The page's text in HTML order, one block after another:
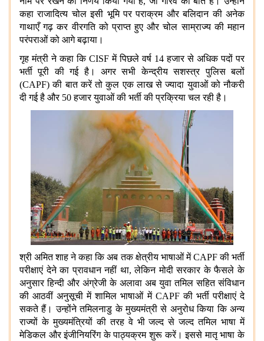
कहा राजादित्य चोल इसी भूमि पर पराक्रम और बलिदान की अनेक
गाथाएँ गढ़ कर वीरगति को प्राप्त हुए और चोल साम्राज्य की महान
परंपराओं को आगे बढ़ाया।
गृह मंत्री ने कहा कि CISF में पिछले वर्ष 14 हजार से अधिक पदों पर
भर्ती पूरी की गई है। अगर सभी केन्द्रीय सशस्त्र पुलिस बलों
(CAPF) की बात करें तो कुल एक लाख से ज्यादा युवाओं को नौकरी
दी गई है और 50 हजार युवाओं की भर्ती की प्रक्रिया चल रही है।
श्री अमित शाह ने कहा कि अब तक क्षेत्रीय भाषाओं में CAPF की भर्ती
परीक्षाएं देने का प्रावधान नहीं था, लेकिन मोदी सरकार के फैसले के
अनुसार हिन्दी और अंग्रेजी के अलावा अब युवा तमिल सहित संविधान
की आठवीं अनुसूची में शामिल भाषाओं में CAPF की भर्ती परीक्षाएं दे
सकते हैं। उन्होंने तमिलनाडु के मुख्यमंत्री से अनुरोध किया कि अन्य
राज्यों के मुख्यमंत्रियों की तरह वे भी जल्द से जल्द तमिल भाषा में
मेडिकल और इंजीनियरिंग के पाठ्यक्रम शुरू करें। इससे मातृ भाषा के